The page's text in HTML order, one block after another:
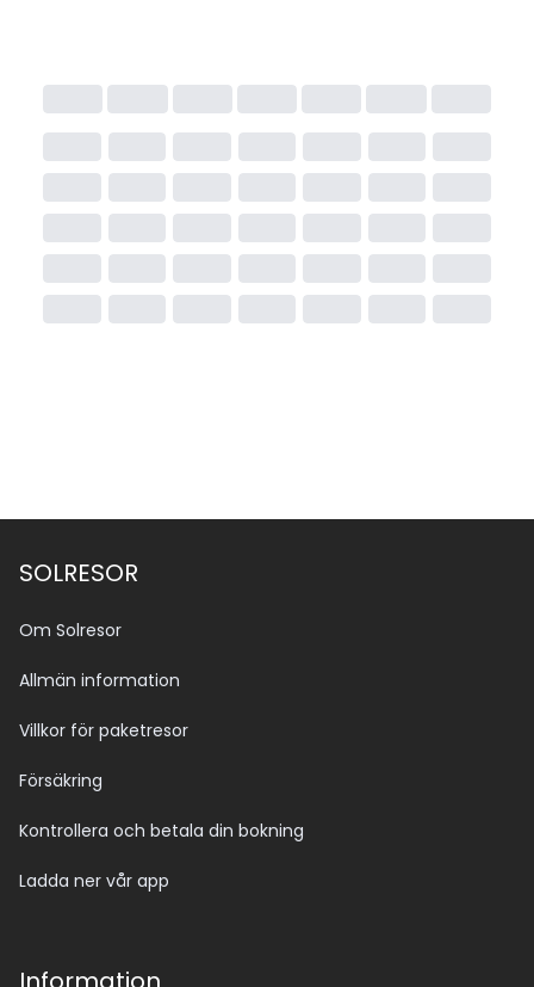
SOLRESOR
Om Solresor
Allmän information
Villkor för paketresor
Försäkring
Kontrollera och betala din bokning
Ladda ner vår app